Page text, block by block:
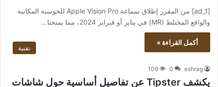
[ad_1] من المقرر إطلاق سماعة Apple Vision Pro للحوسبة المكانية
والواقع المختلط (MR) في يناير أو فبراير 2024، مما يمنحنا…
أكمل القراءة »
تقنية
eshrag
0
109
يكشف Tipster عن تفاصيل أساسية حول شاشات